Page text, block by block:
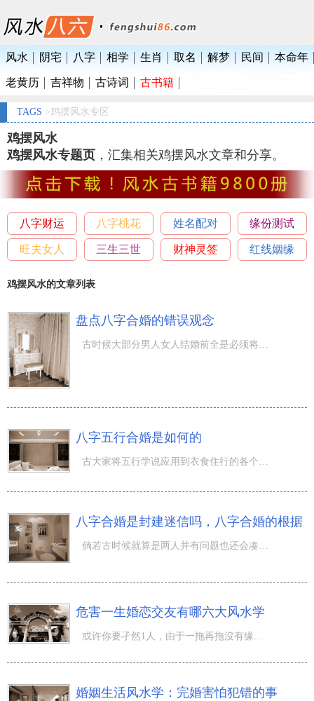
风水 阴宅 八字 相学 生肖 取名 解梦 民间 本命年
老黄历 吉祥物 古诗词 古书籍
TAGS >鸡摆风水专区
鸡摆风水
鸡摆风水专题页 ，汇集相关鸡摆风水文章和分享。
八字财运 八字桃花 姓名配对 缘份测试
旺夫女人 三生三世 财神灵签 红线姻缘
鸡摆风水的文章列表
盘点八字合婚的错误观念
古时候大部分男人女人结婚前全是必须将自身的八字命局都交到媒人，让媒人去算两人是不是八字命局适合，倘若
八字五行合婚是如何的
八字合婚是封建迷信吗，八字合婚的根据
倘若古时候就算是两人并有问题也还会凑活过生活，而在当代恋情的那时候并不是感觉彼此有问题，反倒是完婚以
危害一生婚恋交友有哪六大风水学
或许你要孑然1人，由于一拖再拖沒有缘份来临；或许你早已分手后，将会你处于生灵涂炭的难熬当中；更有悲剧
婚姻生活风水学：完婚害怕犯错的事